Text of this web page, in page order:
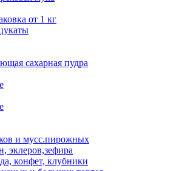
от 1 кг
сахарная пудра
и мусс.пирожных
эклеров,зефира
конфет, клубники